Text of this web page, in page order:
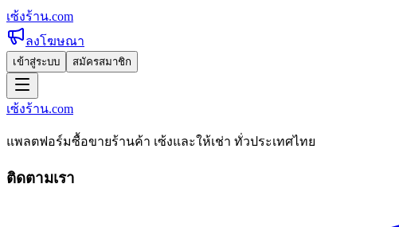
เซ้งร้าน.com
ลงโฆษณา
เข้าสู่ระบบ สมัครสมาชิก
เซ้งร้าน.com
แพลตฟอร์มซื้อขายร้านค้า เซ้งและให้เช่า ทั่วประเทศไทย
ติดตามเรา